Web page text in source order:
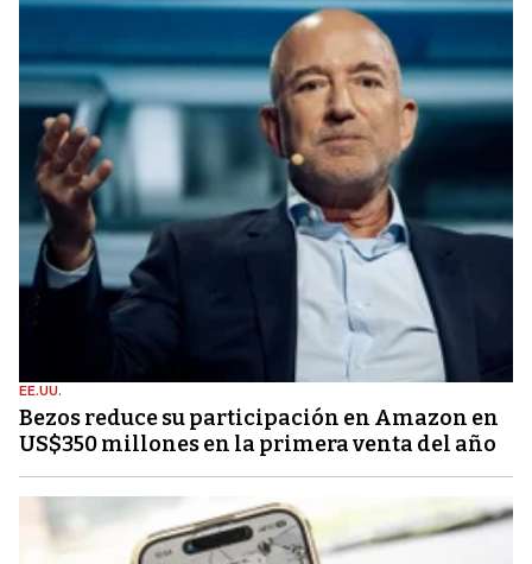
EE.UU.
Bezos reduce su participación en Amazon en
US$350 millones en la primera venta del año